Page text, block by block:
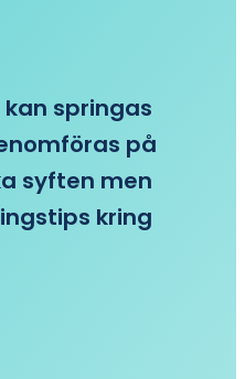
springas
på
syften men
kring